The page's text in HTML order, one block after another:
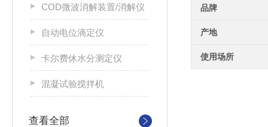
COD微波消解装置/消解仪
自动电位滴定仪
卡尔费休水分测定仪
混凝试验搅拌机
查看全部
品牌
产地
使用场所